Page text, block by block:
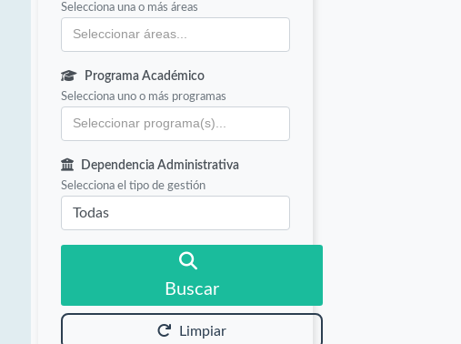
Selecciona una o más áreas
Programa Académico
Selecciona uno o más programas
Dependencia Administrativa
Selecciona el tipo de gestión
Buscar
Limpiar